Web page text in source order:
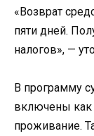
«Возврат
пяти дней.
налогов», —
В программу
включены как
проживание.